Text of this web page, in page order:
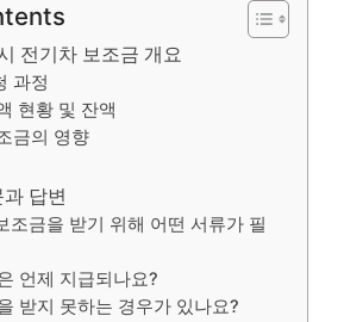
전기차 보조금 개요
과정
현황 및 잔액
금의 영향
답변
조금을 받기 위해 어떤 서류가 필
언제 지급되나요?
받지 못하는 경우가 있나요?